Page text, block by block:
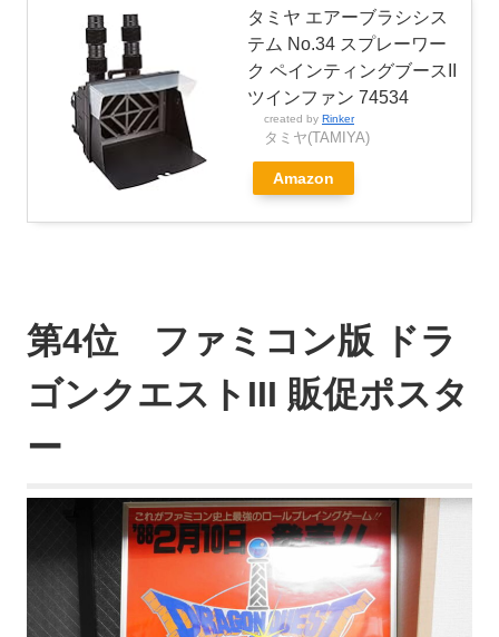
タミヤ エアーブラシシス
テム No.34 スプレーワー
ク ペインティングブースII
ツインファン 74534
created by Rinker
タミヤ(TAMIYA)
Amazon
第4位 ファミコン版 ドラ
ゴンクエストIII 販促ポスタ
ー